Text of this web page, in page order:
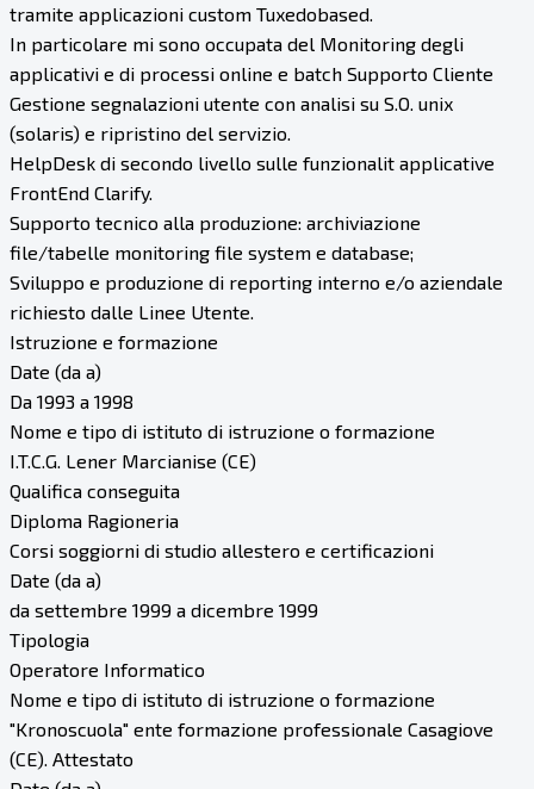
tramite applicazioni custom Tuxedobased.
In particolare mi sono occupata del Monitoring degli
applicativi e di processi online e batch Supporto Cliente
Gestione segnalazioni utente con analisi su S.O. unix
(solaris) e ripristino del servizio.
HelpDesk di secondo livello sulle funzionalit applicative
FrontEnd Clarify.
Supporto tecnico alla produzione: archiviazione
file/tabelle monitoring file system e database;
Sviluppo e produzione di reporting interno e/o aziendale
richiesto dalle Linee Utente.
Istruzione e formazione
Date (da a)
Da 1993 a 1998
Nome e tipo di istituto di istruzione o formazione
I.T.C.G. Lener Marcianise (CE)
Qualifica conseguita
Diploma Ragioneria
Corsi soggiorni di studio allestero e certificazioni
Date (da a)
da settembre 1999 a dicembre 1999
Tipologia
Operatore Informatico
Nome e tipo di istituto di istruzione o formazione
"Kronoscuola" ente formazione professionale Casagiove
(CE). Attestato